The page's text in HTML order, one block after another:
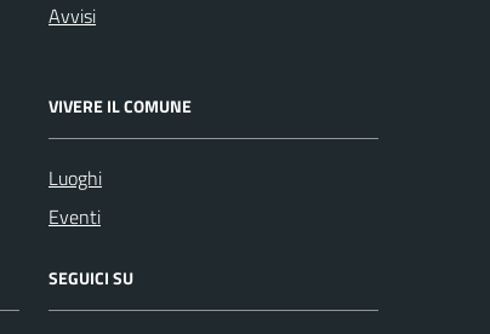
Avvisi
VIVERE IL COMUNE
Luoghi
Eventi
SEGUICI SU